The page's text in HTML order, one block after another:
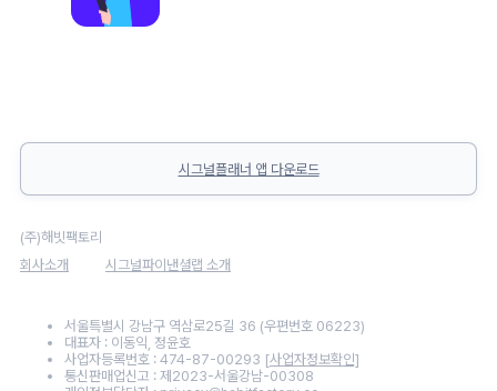
시그널플래너 앱 다운로드
(주)해빗팩토리
회사소개
시그널파이낸셜랩 소개
서울특별시 강남구 역삼로25길 36 (우편번호 06223)
대표자 : 이동익, 정윤호
사업자등록번호 : 474-87-00293 [사업자정보확인]
통신판매업신고 : 제2023-서울강남-00308